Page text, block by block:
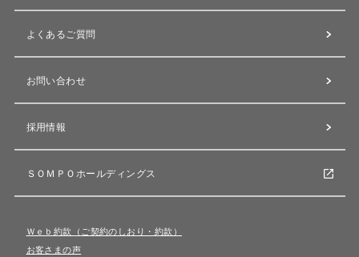
よくあるご質問
お問い合わせ
採用情報
ＳＯＭＰＯホールディングス
Ｗｅｂ約款（ご契約のしおり・約款）
お客さまの声